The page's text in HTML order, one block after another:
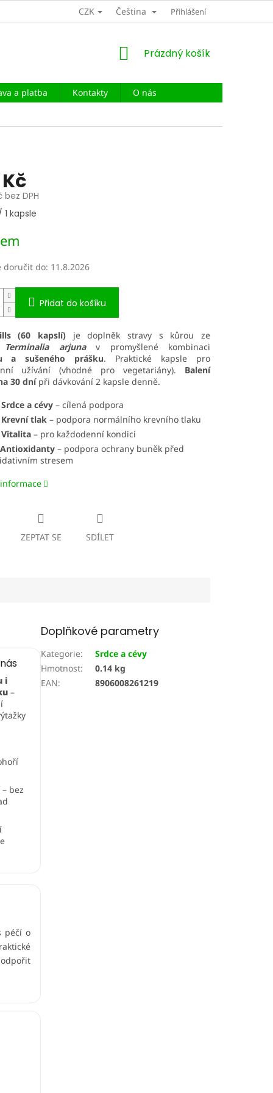
DOPRAVA A PLATBA
CZK Čeština Přihlášení
NÁKUPNÍ
Prázdný košík
a platba Kontakty
O nás
bez DPH
1 kapsle
doručit do: 11.8.2026
Přidat do košíku
(60 kapslí)je doplněk stravy s kůrou ze
Terminalia arjunav promyšlené kombinaci
a sušeného prášku. Praktické kapsle pro
užívání (vhodné pro vegetariány). Balení
30 dnípři dávkování 2 kapsle denně.
a cévy– cílená podpora
Krevní tlak– podpora normálního krevního tlaku
Vitalita– pro každodenní kondici
– podpora ochrany buněk před
stresem
ZEPTAT SE SDÍLET
i
–
– bez
péčí o
Doplňkové parametry
Kategorie:
Srdce a cévy
Hmotnost:
0.14 kg
EAN: 8906008261219